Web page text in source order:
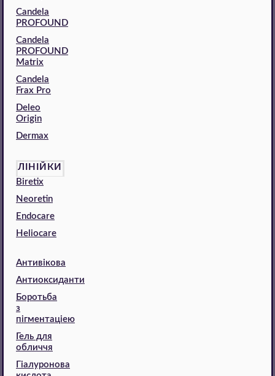
Candela
PROFOUND
Candela
PROFOUND
Matrix
Candela
Frax Pro
Deleo
Origin
Dermax
ЛІНІЙКИ
Biretix
Neoretin
Endocare
Heliocare
Антивікова
Антиоксиданти
Боротьба
з
пігментаціею
Гель для
обличчя
Гіалуронова